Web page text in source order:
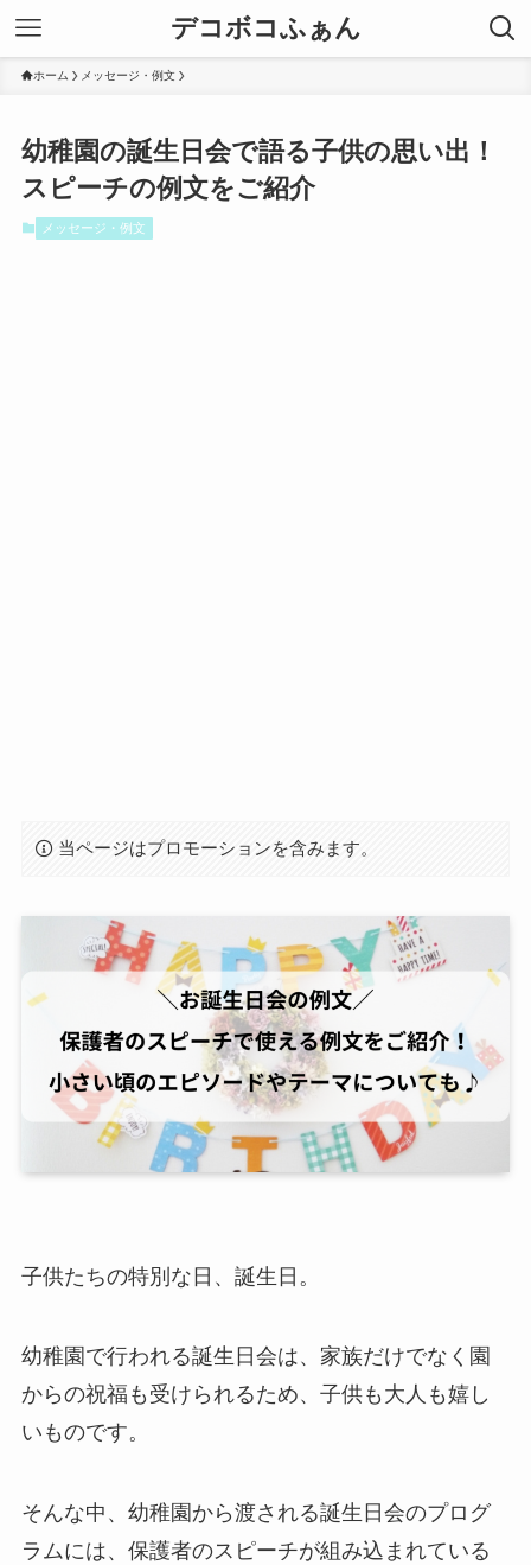
デコボコふぁん
ホーム メッセージ・例文
幼稚園の誕生日会で語る子供の思い出！
スピーチの例文をご紹介
メッセージ・例文
当ページはプロモーションを含みます。
子供たちの特別な日、誕生日。
幼稚園で行われる誕生日会は、家族だけでなく園
からの祝福も受けられるため、子供も大人も嬉し
いものです。
そんな中、幼稚園から渡される誕生日会のプログ
ラムには、保護者のスピーチが組み込まれている